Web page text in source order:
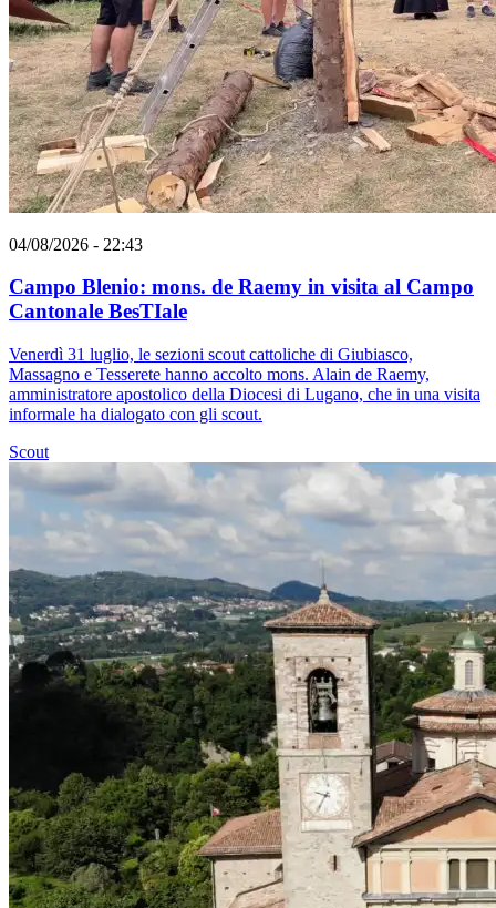
04/08/2026 - 22:43
Campo Blenio: mons. de Raemy in visita al Campo
Cantonale BesTIale
Venerdì 31 luglio, le sezioni scout cattoliche di Giubiasco,
Massagno e Tesserete hanno accolto mons. Alain de Raemy,
amministratore apostolico della Diocesi di Lugano, che in una visita
informale ha dialogato con gli scout.
Scout